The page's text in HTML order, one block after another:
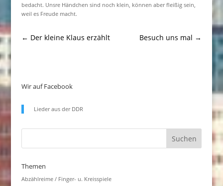
bedacht. Unsre Händchen sind noch klein, können aber fleißig sein,
weil es Freude macht.
← Der kleine Klaus erzählt Besuch uns mal →
Wir auf Facebook
Lieder aus der DDR
Themen
Abzählreime / Finger- u. Kreisspiele